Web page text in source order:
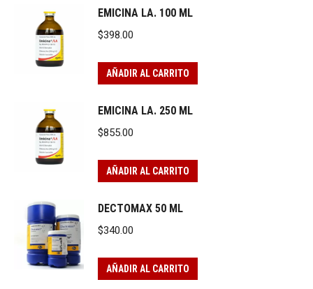
EMICINA LA. 100 ML
$398.00
AÑADIR AL CARRITO
EMICINA LA. 250 ML
$855.00
AÑADIR AL CARRITO
DECTOMAX 50 ML
$340.00
AÑADIR AL CARRITO